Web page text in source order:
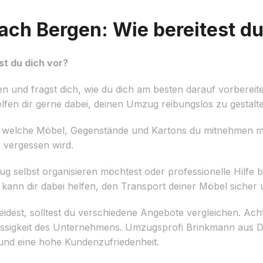
Bergen: Wie bereitest
du dich vor?
und fragst dich, wie du dich am besten darauf
dir gerne dabei, deinen Umzug reibungslos zu
Möbel, Gegenstände und Kartons du mitnehmen
wird.
selbst organisieren möchtest oder professionelle Hilfe
dir dabei helfen, den Transport deiner Möbel sicher
solltest du verschiedene Angebote vergleichen.
des Unternehmens. Umzugsprofi Brinkmann aus
eine hohe Kundenzufriedenheit.